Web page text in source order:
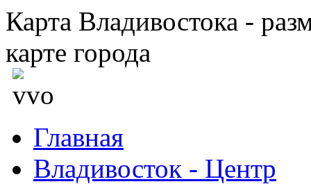
Карта Владивостока -
карте города
Главная
Владивосток - Центр